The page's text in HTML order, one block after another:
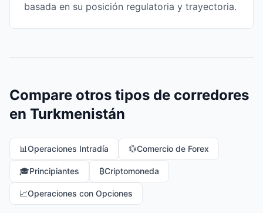
basada en su posición regulatoria y trayectoria.
Compare otros tipos de corredores
en Turkmenistán
📊Operaciones Intradía 💱Comercio de Forex
🎓Principiantes ₿Criptomoneda
📈Operaciones con Opciones